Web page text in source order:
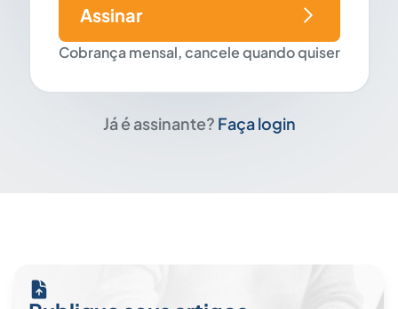
Cobrança mensal, cancele quando quiser
Assinar
Já é assinante? Faça login